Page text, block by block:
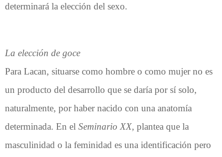
determinará la elección del sexo.
La elección de goce
Para Lacan, situarse como hombre o como mujer no es
un producto del desarrollo que se daría por sí solo,
naturalmente, por haber nacido con una anatomía
determinada. En el Seminario XX, plantea que la
masculinidad o la feminidad es una identificación pero